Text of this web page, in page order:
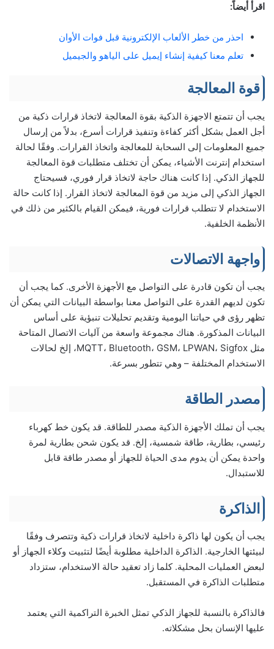
اقرأ أيضاً:
احذر من خطر الألعاب الإلكترونية قبل فوات الأوان
تعلم معنا كيفية إنشاء إيميل على الياهو والجيميل
قوة المعالجة
يجب أن تتمتع الاجهزة الذكية بقوة المعالجة لاتخاذ قرارات ذكية من
أجل العمل بشكل أكثر كفاءة وتنفيذ قرارات أسرع، بدلاً من إرسال
جميع المعلومات إلى السحابة للمعالجة واتخاذ القرارات. وفقًا لحالة
استخدام إنترنت الأشياء، يمكن أن تختلف متطلبات قوة المعالجة
للجهاز الذكي. إذا كانت هناك حاجة لاتخاذ قرار فوري، فسيحتاج
الجهاز الذكي إلى مزيد من قوة المعالجة لاتخاذ القرار. إذا كانت حالة
الاستخدام لا تتطلب قرارات فورية، فيمكن القيام بالكثير من ذلك في
الأنظمة الخلفية.
واجهة الاتصالات
يجب أن تكون قادرة على التواصل مع الأجهزة الأخرى. كما يجب أن
تكون لديهم القدرة على التواصل معنا بواسطة البيانات التي يمكن أن
تظهر رؤى في حياتنا اليومية وتقديم تحليلات تنبؤية على أساس
البيانات المذكورة. هناك مجموعة واسعة من آليات الاتصال المتاحة
مثل MQTT، Bluetooth، GSM، LPWAN، Sigfox، إلخ لحالات
الاستخدام المختلفة – وهي تتطور بسرعة.
مصدر الطاقة
يجب أن تملك الأجهزة الذكية مصدر للطاقة. قد يكون خط كهرباء
رئيسي، بطارية، طاقة شمسية، إلخ. قد يكون شحن بطارية لمرة
واحدة يمكن أن يدوم مدى الحياة للجهاز أو مصدر طاقة قابل
للاستبدال.
الذاكرة
يجب أن يكون لها ذاكرة داخلية لاتخاذ قرارات ذكية وتتصرف وفقًا
لبيئتها الخارجية. الذاكرة الداخلية مطلوبة أيضًا لتثبيت وكلاء الجهاز أو
لبعض العمليات المحلية. كلما زاد تعقيد حالة الاستخدام، ستزداد
متطلبات الذاكرة في المستقبل.
فالذاكرة بالنسبة للجهاز الذكي تمثل الخبرة التراكمية التي يعتمد
عليها الإنسان بحل مشكلاته.